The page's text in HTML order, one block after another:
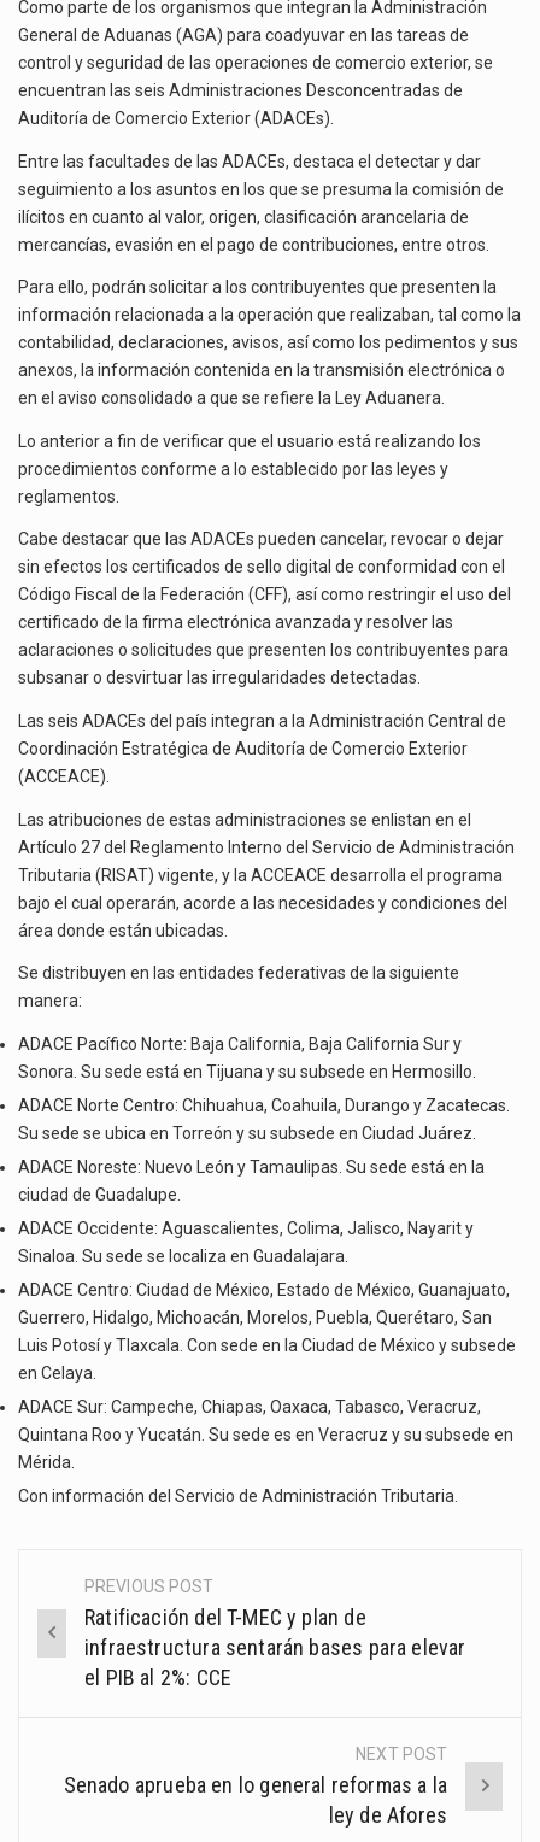
El gobierno de Estados Unidos anunciará un arancel del 15 % sobre los productos fabricados…
El Departamento de Agricultura de Estados Unidos (USDA) suspendió el 5 de agosto de 2026…
DE
AUDITORÍA
DE
COMERCIO
EXTERIOR?
Como parte de los organismos que integran la Administración
General de Aduanas (AGA) para coadyuvar en las tareas de
control y seguridad de las operaciones de comercio exterior, se
encuentran las seis Administraciones Desconcentradas de
Auditoría de Comercio Exterior (ADACEs).
Entre las facultades de las ADACEs, destaca el detectar y dar
seguimiento a los asuntos en los que se presuma la comisión de
ilícitos en cuanto al valor, origen, clasificación arancelaria de
mercancías, evasión en el pago de contribuciones, entre otros.
Para ello, podrán solicitar a los contribuyentes que presenten la
información relacionada a la operación que realizaban, tal como la
contabilidad, declaraciones, avisos, así como los pedimentos y sus
anexos, la información contenida en la transmisión electrónica o
en el aviso consolidado a que se refiere la Ley Aduanera.
Lo anterior a fin de verificar que el usuario está realizando los
procedimientos conforme a lo establecido por las leyes y
reglamentos.
Cabe destacar que las ADACEs pueden cancelar, revocar o dejar
sin efectos los certificados de sello digital de conformidad con el
Código Fiscal de la Federación (CFF), así como restringir el uso del
certificado de la firma electrónica avanzada y resolver las
aclaraciones o solicitudes que presenten los contribuyentes para
subsanar o desvirtuar las irregularidades detectadas.
Las seis ADACEs del país integran a la Administración Central de
Coordinación Estratégica de Auditoría de Comercio Exterior
(ACCEACE).
Las atribuciones de estas administraciones se enlistan en el
Artículo 27 del Reglamento Interno del Servicio de Administración
Tributaria (RISAT) vigente, y la ACCEACE desarrolla el programa
bajo el cual operarán, acorde a las necesidades y condiciones del
área donde están ubicadas.
Se distribuyen en las entidades federativas de la siguiente
manera:
ADACE Pacífico Norte: Baja California, Baja California Sur y
Sonora. Su sede está en Tijuana y su subsede en Hermosillo.
ADACE Norte Centro: Chihuahua, Coahuila, Durango y Zacatecas.
Su sede se ubica en Torreón y su subsede en Ciudad Juárez.
ADACE Noreste: Nuevo León y Tamaulipas. Su sede está en la
ciudad de Guadalupe.
ADACE Occidente: Aguascalientes, Colima, Jalisco, Nayarit y
Sinaloa. Su sede se localiza en Guadalajara.
ADACE Centro: Ciudad de México, Estado de México, Guanajuato,
Guerrero, Hidalgo, Michoacán, Morelos, Puebla, Querétaro, San
Luis Potosí y Tlaxcala. Con sede en la Ciudad de México y subsede
en Celaya.
ADACE Sur: Campeche, Chiapas, Oaxaca, Tabasco, Veracruz,
Quintana Roo y Yucatán. Su sede es en Veracruz y su subsede en
Mérida.
Con información del Servicio de Administración Tributaria.
Post
navigation
PREVIOUS POST
Ratificación del T-MEC y plan de
infraestructura sentarán bases para elevar
el PIB al 2%: CCE
NEXT POST
Senado aprueba en lo general reformas a la
ley de Afores